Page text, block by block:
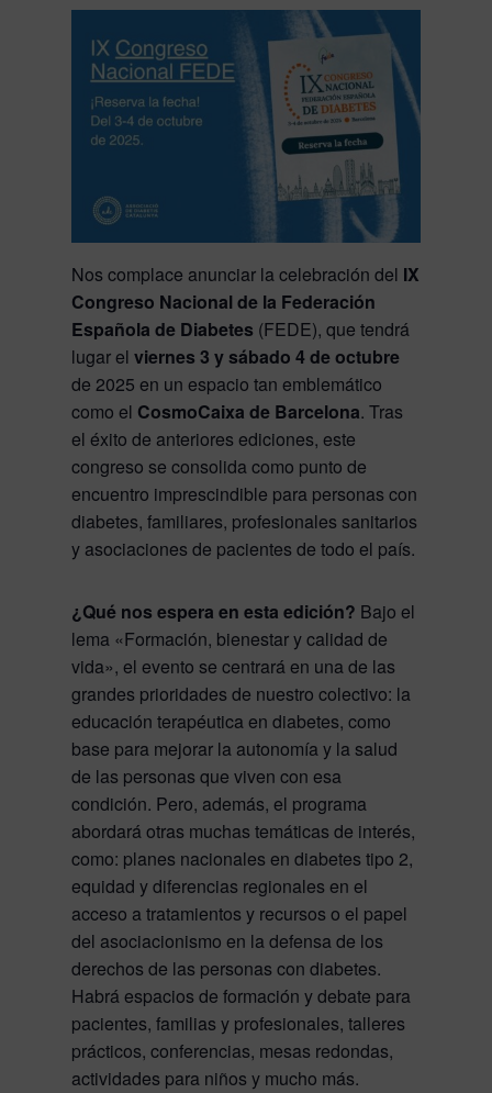
Nos complace anunciar la celebración del IX
Congreso Nacional de la Federación
Española de Diabetes (FEDE), que tendrá
lugar el viernes 3 y sábado 4 de octubre
de 2025 en un espacio tan emblemático
como el CosmoCaixa de Barcelona. Tras
el éxito de anteriores ediciones, este
congreso se consolida como punto de
encuentro imprescindible para personas con
diabetes, familiares, profesionales sanitarios
y asociaciones de pacientes de todo el país.
¿Qué nos espera en esta edición? Bajo el
lema «Formación, bienestar y calidad de
vida», el evento se centrará en una de las
grandes prioridades de nuestro colectivo: la
educación terapéutica en diabetes, como
base para mejorar la autonomía y la salud
de las personas que viven con esa
condición. Pero, además, el programa
abordará otras muchas temáticas de interés,
como: planes nacionales en diabetes tipo 2,
equidad y diferencias regionales en el
acceso a tratamientos y recursos o el papel
del asociacionismo en la defensa de los
derechos de las personas con diabetes.
Habrá espacios de formación y debate para
pacientes, familias y profesionales, talleres
prácticos, conferencias, mesas redondas,
actividades para niños y mucho más.